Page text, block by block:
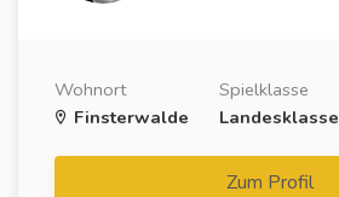
Wohnort
Finsterwalde
Spielklasse
Landesklasse
Zum Profil